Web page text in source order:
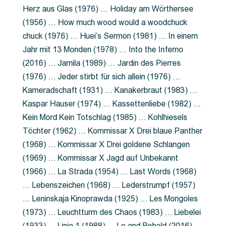
Herz aus Glas (1976) … Holiday am Wörthersee
(1956) … How much wood would a woodchuck
chuck (1976) … Huei’s Sermon (1981) … In einem
Jahr mit 13 Monden (1978) … Into the Inferno
(2016) … Jamila (1989) … Jardin des Pierres
(1976) … Jeder stirbt für sich allein (1976) …
Kameradschaft (1931) … Kanakerbraut (1983) …
Kaspar Hauser (1974) … Kassettenliebe (1982) …
Kein Mord Kein Totschlag (1985) … Kohlhiesels
Töchter (1962) … Kommissar X Drei blaue Panther
(1968) … Kommissar X Drei goldene Schlangen
(1969) … Kommissar X Jagd auf Unbekannt
(1966) … La Strada (1954) … Last Words (1968)
… Lebenszeichen (1968) … Lederstrumpf (1957)
… Leninskaja Kinoprawda (1925) … Les Mongoles
(1973) … Leuchtturm des Chaos (1983) … Liebelei